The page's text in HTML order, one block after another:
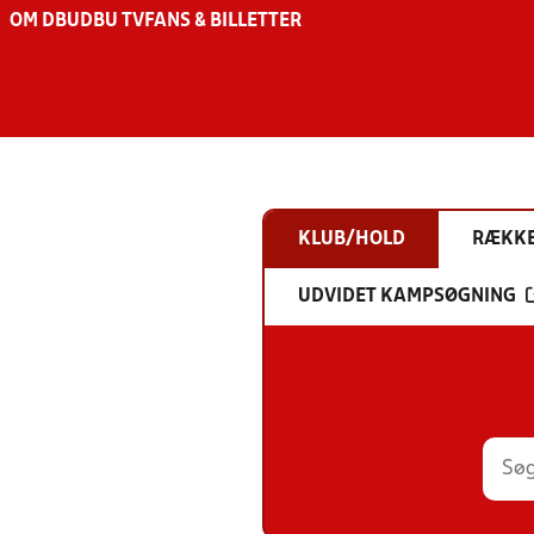
OM DBU DBU TV FANS & BILLETTER
KLUB/HOLD
UDVIDET KAMPSØGNING